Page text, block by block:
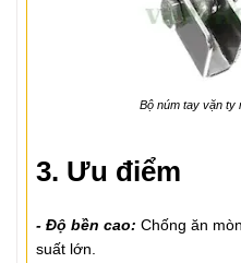
Bộ núm tay vặn ty
3. Ưu điểm
- Độ bền cao: Chống ăn
suất lớn.